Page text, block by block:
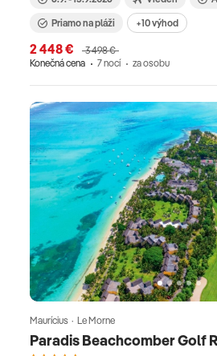
Priamo na pláži
+10 výhod
2 448 €
3 498 €
Konečná cena
7 nocí za osobu
Paradis Beachcomber Golf
Maurícius · Le Morne